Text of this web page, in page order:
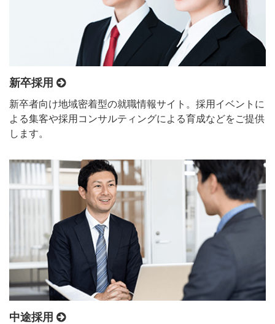
新卒採用
新卒者向け地域密着型の就職情報サイト。採用イベントに
よる集客や採用コンサルティングによる育成などをご提供
します。
中途採用